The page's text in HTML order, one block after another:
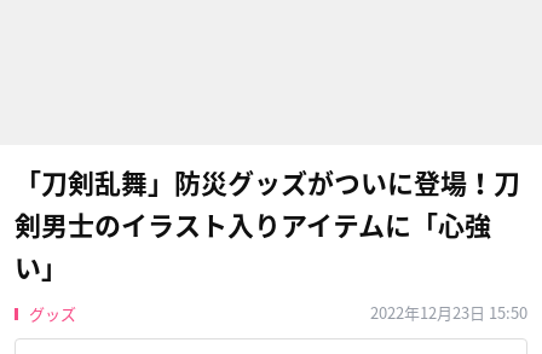
「刀剣乱舞」防災グッズがついに登場！刀
剣男士のイラスト入りアイテムに「心強
い」
グッズ 2022年12月23日 15:50